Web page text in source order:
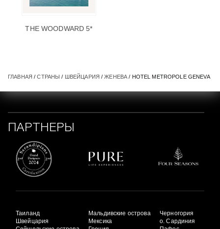
THE WOODWARD 5*
ГЛАВНАЯ /СТРАНЫ / ШВЕЙЦАРИЯ /ЖЕНЕВА / HOTEL METROPOLE GENEVA
ПАРТНЕРЫ
Таиланд
Швейцария
Мальдивские острова
Мексика
Черногория
о. Сардиния